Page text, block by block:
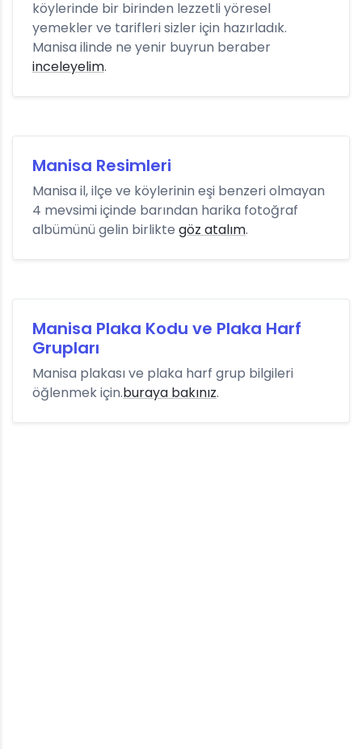
köylerinde bir birinden lezzetli yöresel
yemekler ve tarifleri sizler için hazırladık.
Manisa ilinde ne yenir buyrun beraber
inceleyelim.
Manisa Resimleri
Manisa il, ilçe ve köylerinin eşi benzeri olmayan
4 mevsimi içinde barından harika fotoğraf
albümünü gelin birlikte göz atalım.
Manisa Plaka Kodu ve Plaka Harf
Grupları
Manisa plakası ve plaka harf grup bilgileri
öğlenmek için.buraya bakınız.